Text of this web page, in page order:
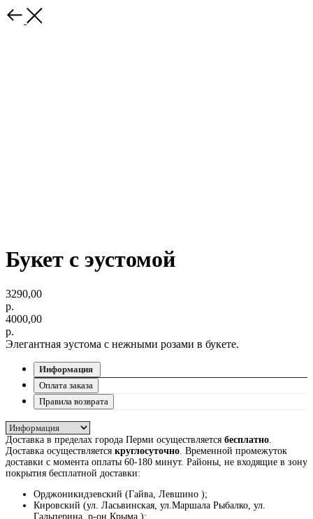
Букет с эустомой
3290,00
р.
4000,00
р.
Элегантная эустома с нежными розами в букете.
Информация
Оплата заказа
Правила возврата
Доставка в пределах города Перми осуществляется бесплатно
Доставка осуществляется круглосуточно . Временной промежуток
доставки с момента оплаты 60-180 минут. Районы, не входящие в зону
покрытия бесплатной доставки:
Орджоникидзевский (Гайва, Левшино );
Кировский (ул. Ласьвинская, ул.Маршала Рыбалко, ул.
Гальперина, р-он Крыма );